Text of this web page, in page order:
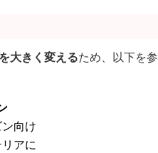
大きく変えるため、以下を
向け
アに